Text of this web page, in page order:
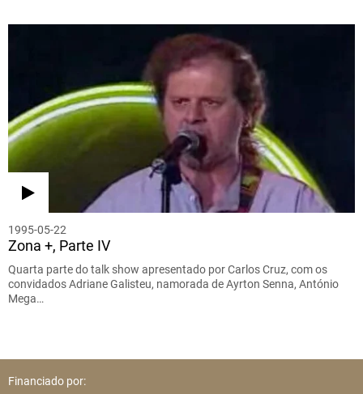
1995-05-22
Zona +, Parte IV
Quarta parte do talk show apresentado por Carlos Cruz, com os
convidados Adriane Galisteu, namorada de Ayrton Senna, António
Mega…
Financiado por: